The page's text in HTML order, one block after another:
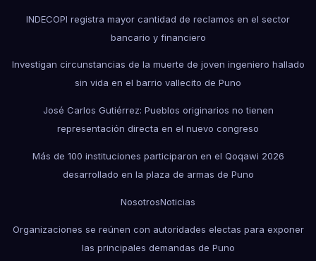
INDECOPI registra mayor cantidad de reclamos en el sector
bancario y financiero
Investigan circunstancias de la muerte de joven ingeniero hallado
sin vida en el barrio vallecito de Puno
José Carlos Gutiérrez: Pueblos originarios no tienen
representación directa en el nuevo congreso
Más de 100 instituciones participaron en el Qoqawi 2026
desarrollado en la plaza de armas de Puno
NosotrosNoticias
Organizaciones se reúnen con autoridades electas para exponer
las principales demandas de Puno